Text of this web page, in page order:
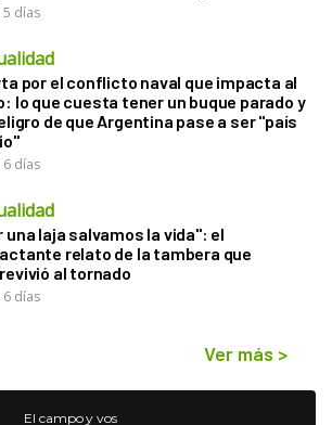
5 días
por el conflicto naval que impacta al
lo que cuesta tener un buque parado y
de que Argentina pase a ser "país
6 días
una laja salvamos la vida": el
relato de la tambera que
al tornado
6 días
Ver más >
El campo y vos